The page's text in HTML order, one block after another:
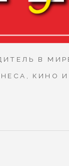
В
КИНО И